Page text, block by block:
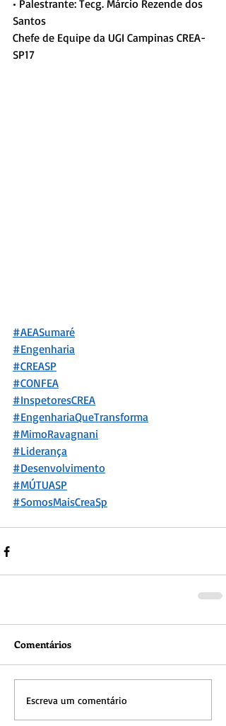
• Palestrante: Tecg. Márcio Rezende dos
Santos
Chefe de Equipe da UGI Campinas CREA-
SP17
#AEASumaré
#Engenharia
#CREASP
#CONFEA
#InspetoresCREA
#EngenhariaQueTransforma
#MimoRavagnani
#Liderança
#Desenvolvimento
#MÚTUASP
#SomosMaisCreaSp
Comentários
Escreva um comentário